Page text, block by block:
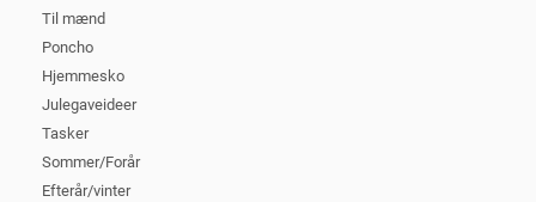
Til mænd
Poncho
Hjemmesko
Julegaveideer
Tasker
Sommer/Forår
Efterår/vinter